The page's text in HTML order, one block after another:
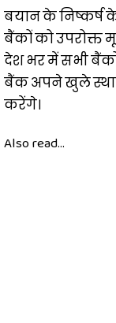
बयान के निष्कर्ष
बैंकों को उपरोक्त
देश भर में सभी
बैंक अपने खुले
करेंगे।
Also read...